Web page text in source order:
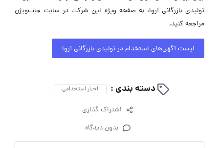
تولیدی بازرگانی آروا، به صفحه ویژه این شرکت در سایت جاب‌ویژن
مراجعه کنید.
لیست آگهی‌های استخدام در تولیدی بازرگانی آروا
دسته بندی : اخبار استخدامی
اشتراک گذاری
بدون دیدگاه